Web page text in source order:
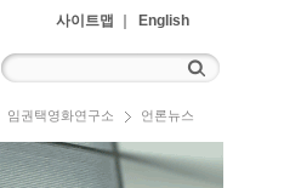
사이트맵 English
임권택영화연구소 언론뉴스